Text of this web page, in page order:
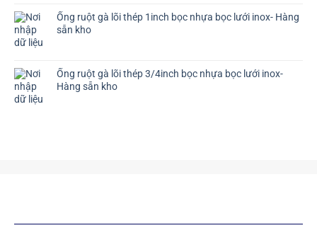
Ống ruột gà lõi thép 1inch bọc nhựa bọc lưới inox- Hàng
sẵn kho
Ống ruột gà lõi thép 3/4inch bọc nhựa bọc lưới inox-
Hàng sẵn kho